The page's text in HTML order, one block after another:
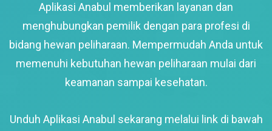
Aplikasi Anabul memberikan layanan dan
menghubungkan pemilik dengan para profesi di
bidang hewan peliharaan. Mempermudah Anda untuk
memenuhi kebutuhan hewan peliharaan mulai dari
keamanan sampai kesehatan.
Unduh Aplikasi Anabul sekarang melalui link di bawah